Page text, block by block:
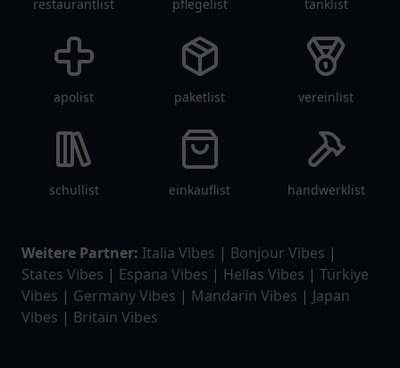
restaurantlist pflegelist tanklist
apolist paketlist vereinlist
schullist einkauflist handwerklist
Weitere Partner: Italia Vibes | Bonjour Vibes |
States Vibes | Espana Vibes | Hellas Vibes | Türkiye
Vibes | Germany Vibes | Mandarin Vibes | Japan
Vibes | Britain Vibes